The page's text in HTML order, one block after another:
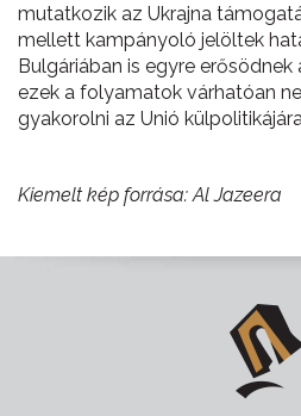
mutatkozik az Ukrajna
mellett kampányoló jelöltek
Bulgáriában is egyre
ezek a folyamatok várhatóan
gyakorolni az Unió
Kiemelt kép forrása: Al Jazeera